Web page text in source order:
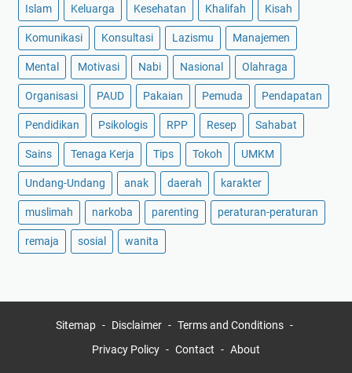
Islam Keluarga Kesehatan Khalifah Kisah
Komunikasi Konsultasi Lazismu Manajemen
Mental Motivasi Nabi Nasional Olahraga
Organisasi PAUD Pakaian Pemuda Pendapatan
Pendidikan Psikologis RPP Resep Sahabat
Sains Tenaga Kerja Tips Tokoh UMKM
Undang-Undang anak daerah karakter
muslimah narkoba parenting peraturan-peraturan
remaja sosial wanita
Sitemap Disclaimer
Terms and Conditions
Privacy Policy
Contact About